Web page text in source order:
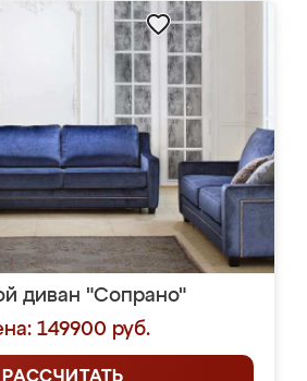
диван "Сопрано"
149900 руб.